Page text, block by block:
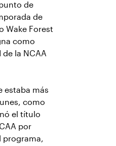
de
de
Wake Forest
como
la NCAA
estaba más
como
el título
por
programa,